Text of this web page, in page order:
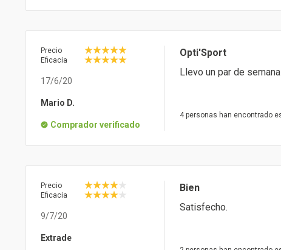
Precio
Eficacia
17/6/20
Mario D.
Comprador verificado
Opti'Sport
Llevo un par de
4 personas han encontrado
Precio
Eficacia
9/7/20
Extrade
Bien
Satisfecho.